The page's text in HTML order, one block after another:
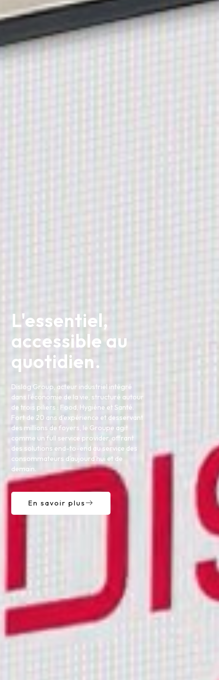
L'essentiel,
accessible au
quotidien.
Dislog Group, acteur industriel intégré
dans l’économie de la vie, structuré autour
de trois piliers : Food, Hygiène et Santé.
Fort de 20 ans d’expérience et desservant
des millions de foyers, le Groupe agit
comme un full service provider, offrant
des solutions end-to-end au service des
consommateurs d’aujourd’hui et de
demain.
En savoir plus